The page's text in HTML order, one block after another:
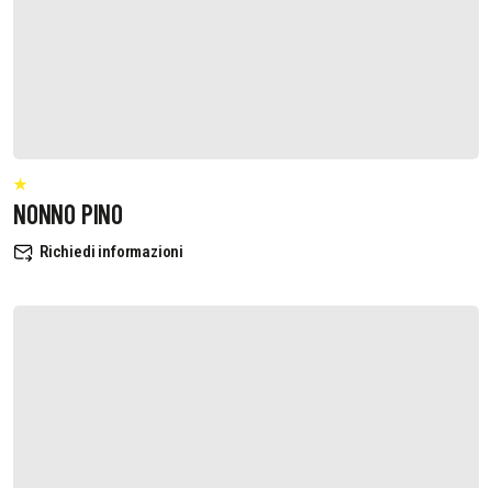
NONNO PINO
Richiedi informazioni